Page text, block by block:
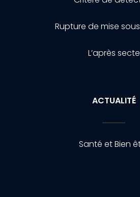
Rupture de mise
L’après secte
ACTUALITÉ
Santé et Bien